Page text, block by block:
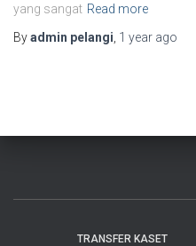
yang sangat Read more
Byadmin pelangi 1 year ago
TRANSFER KASET